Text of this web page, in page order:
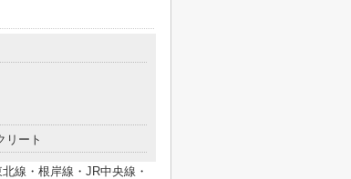
リート
線・根岸線・JR中央線・